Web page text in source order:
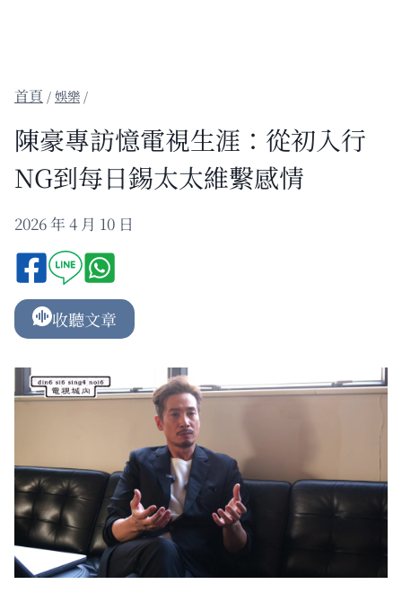
/娛樂 /
陳豪專訪憶電視生涯：從初入行
NG到每日錫太太維繫感情
2026 年 4 月 10 日
收聽文章